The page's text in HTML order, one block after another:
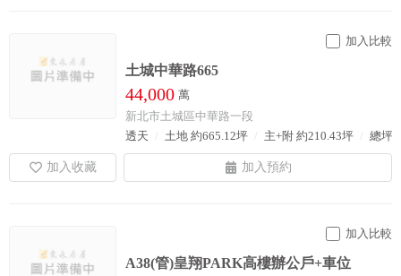
加入比較
土城中華路665
44,000 萬
新北市土城區中華路一段
透天
土地 約665.12坪 主+附 約210.43坪 總坪
加入比較
A38(管)皇翔PARK高樓辦公戶+車位